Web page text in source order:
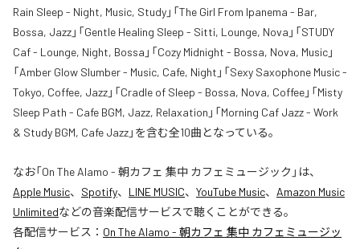
Rain Sleep - Night, Music, Study」「The Girl From Ipanema - Bar,
Bossa, Jazz」「Gentle Healing Sleep - Sitti, Lounge, Nova」「STUDY
Caf - Lounge, Night, Bossa」「Cozy Midnight - Bossa, Nova, Music」
「Amber Glow Slumber - Music, Cafe, Night」「Sexy Saxophone Music -
Tokyo, Coffee, Jazz」「Cradle of Sleep - Bossa, Nova, Coffee」「Misty
Sleep Path - Cafe BGM, Jazz, Relaxation」「Morning Caf Jazz - Work
& Study BGM, Cafe Jazz」を含む全10曲となっている。
なお「On The Alamo - 朝カフェ 集中 カフェミュージック 」は、
Apple Music、 Spotify、 LINE MUSIC、 YouTube Music、 Amazon Music
Unlimitedなどの音楽配信サービスで聴くことができる。
各配信サービス： On The Alamo - 朝カフェ 集中 カフェミュージッ